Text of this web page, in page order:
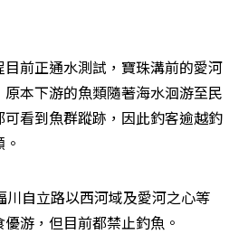
前正通水測試，寶珠溝前的愛河
本下游的魚類隨著海水洄游至民
看到魚群蹤跡，因此釣客逾越釣
川自立路以西河域及愛河之心等
游，但目前都禁止釣魚。